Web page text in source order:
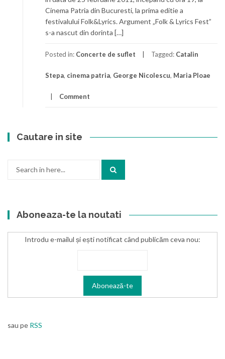
Cinema Patria din Bucuresti, la prima editie a
festivalului Folk&Lyrics. Argument „Folk & Lyrics Fest”
s-a nascut din dorinta […]
Posted in: Concerte de suflet Tagged: Catalin
Stepa, cinema patria, George Nicolescu, Maria Ploae
Comment
Cautare in site
Aboneaza-te la noutati
Introdu e-mailul și ești notificat când publicăm ceva nou:
sau pe RSS